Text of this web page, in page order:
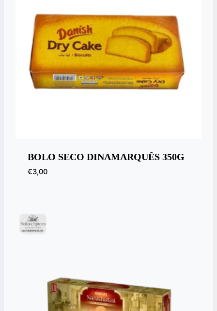
BOLO SECO DINAMARQUÊS 350G
€3,00